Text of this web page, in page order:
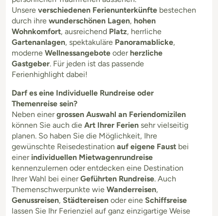
Unsere verschiedenen Ferienunterkünfte bestechen
durch ihre wunderschönen Lagen, hohen
Wohnkomfort, ausreichend Platz, herrliche
Gartenanlagen, spektakuläre Panoramablicke,
moderne Wellnessangebote oder herzliche
Gastgeber. Für jeden ist das passende
Ferienhighlight dabei!
Darf es eine Individuelle Rundreise oder
Themenreise sein?
Neben einergrossen Auswahl an Feriendomizilen
können Sie auch die Art Ihrer Ferien sehr vielseitig
planen. So haben Sie die Möglichkeit, Ihre
gewünschte Reisedestination auf eigene Faust bei
einer individuellen Mietwagenrundreise
kennenzulernen oder entdecken eine Destination
Ihrer Wahl bei einerGeführten Rundreise. Auch
Themenschwerpunkte wie Wanderreisen,
Genussreisen, Städtereisen oder eine Schiffsreise
lassen Sie Ihr Ferienziel auf ganz einzigartige Weise